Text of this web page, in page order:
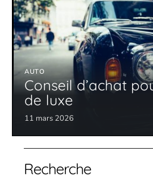
AUTO
Conseil d’achat
de luxe
11 mars 2026
Recherche